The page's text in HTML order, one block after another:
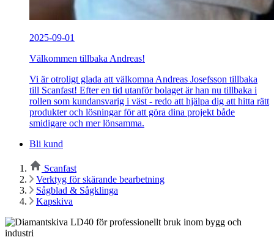
2025-09-01
Välkommen tillbaka Andreas!
Vi är otroligt glada att välkomna Andreas Josefsson tillbaka
till Scanfast! Efter en tid utanför bolaget är han nu tillbaka i
rollen som kundansvarig i väst - redo att hjälpa dig att hitta rätt
produkter och lösningar för att göra dina projekt både
smidigare och mer lönsamma.
Bli kund
Scanfast
Verktyg för skärande bearbetning
Sågblad & Sågklinga
Kapskiva